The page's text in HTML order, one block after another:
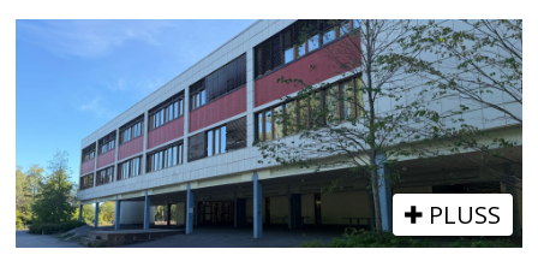
PLUSS